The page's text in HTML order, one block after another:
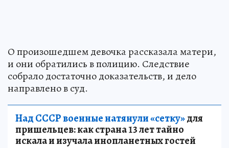
О произошедшем девочка рассказала матери,
и они обратились в полицию. Следствие
собрало достаточно доказательств, и дело
направлено в суд.
Над СССР военные натянули «сетку»для
пришельцев: как страна 13 лет тайно
искала и изучала инопланетных гостей